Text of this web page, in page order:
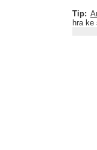
Tip:
hra ke